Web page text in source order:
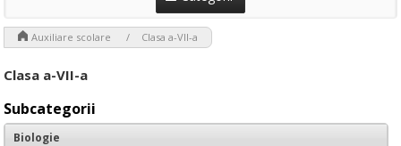
Auxiliare scolare Clasa a-VII-a
Clasa a-VII-a
Subcategorii
Biologie